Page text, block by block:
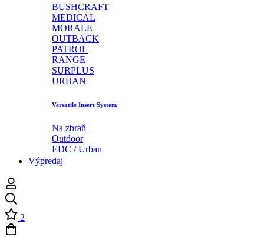
BUSHCRAFT
MEDICAL
MORALE
OUTBACK
PATROL
RANGE
SURPLUS
URBAN
Versatile Insert System
Na zbraň
Outdoor
EDC / Urban
Výpredaj
2